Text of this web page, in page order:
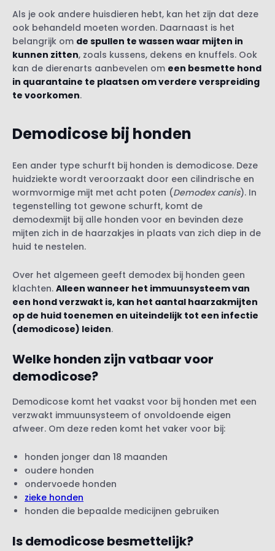
Als je ook andere huisdieren hebt, kan het zijn dat deze
ook behandeld moeten worden. Daarnaast is het
belangrijk om de spullen te wassen waar mijten in
kunnen zitten, zoals kussens, dekens en knuffels. Ook
kan de dierenarts aanbevelen om een besmette hond
in quarantaine te plaatsen om verdere verspreiding
te voorkomen.
Demodicose bij honden
Een ander type schurft bij honden is demodicose. Deze
huidziekte wordt veroorzaakt door een cilindrische en
wormvormige mijt met acht poten (Demodex canis). In
tegenstelling tot gewone schurft, komt de
demodexmijt bij alle honden voor en bevinden deze
mijten zich in de haarzakjes in plaats van zich diep in de
huid te nestelen.
Over het algemeen geeft demodex bij honden geen
klachten. Alleen wanneer het immuunsysteem van
een hond verzwakt is, kan het aantal haarzakmijten
op de huid toenemen en uiteindelijk tot een infectie
(demodicose) leiden.
Welke honden zijn vatbaar voor
demodicose?
Demodicose komt het vaakst voor bij honden met een
verzwakt immuunsysteem of onvoldoende eigen
afweer. Om deze reden komt het vaker voor bij:
honden jonger dan 18 maanden
oudere honden
ondervoede honden
zieke honden
honden die bepaalde medicijnen gebruiken
Is demodicose besmettelijk?